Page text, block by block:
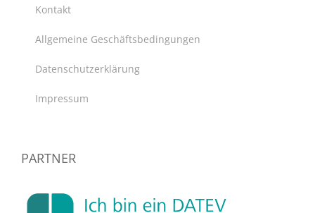
Kontakt
Allgemeine Geschäftsbedingungen
Datenschutzerklärung
Impressum
PARTNER